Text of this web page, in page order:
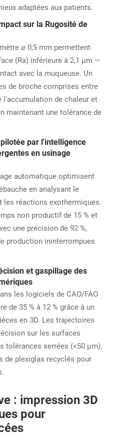
adaptées aux patients.
sur la Rugosité de
⌀ 0,5 mm permettent
(Ra) inférieure à 2,1 μm —
avec la muqueuse. Un
de broche comprises entre
l'accumulation de chaleur et
maintenant une tolérance de
par l'intelligence
en usinage
automatique optimisent
en analysant le
les réactions exothermiques.
non productif de 15 % et
une précision de 92 %,
production ininterrompues
et gaspillage des
les logiciels de CAO/FAO
de 35 % à 12 % grâce à un
en 3D. Les trajectoires
sur les surfaces
tolérances serrées (<50 μm),
de plexiglas recyclés pour
: impression 3D
pour